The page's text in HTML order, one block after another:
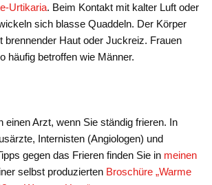
Urtikaria. Beim Kontakt mit kalter Luft oder
sich blasse Quaddeln. Der Körper
brennender Haut oder Juckreiz. Frauen
häufig betroffen wie Männer.
einen Arzt, wenn Sie ständig frieren. In
Internisten (Angiologen) und
gegen das Frieren finden Sie in meinen
selbst produzierten Broschüre „Warme